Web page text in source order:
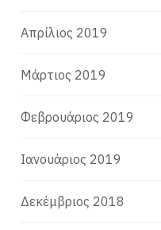
Απρίλιος 2019
Μάρτιος 2019
Φεβρουάριος 2019
Ιανουάριος 2019
Δεκέμβριος 2018